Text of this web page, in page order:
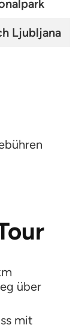
Ljubljana
über
mit